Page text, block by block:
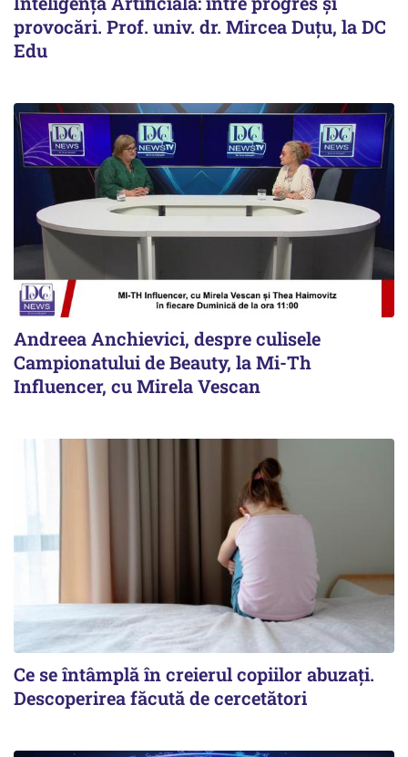
provocări. Prof. univ. dr. Mircea Duțu, la DC
Edu
Andreea Anchievici, despre culisele
Campionatului de Beauty, la Mi-Th
Influencer, cu Mirela Vescan
Ce se întâmplă în creierul copiilor abuzați.
Descoperirea făcută de cercetători